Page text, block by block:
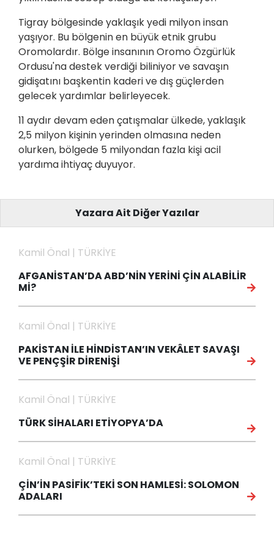
Tigray bölgesinde yaklaşık yedi milyon insan
yaşıyor. Bu bölgenin en büyük etnik grubu
Oromolardır. Bölge insanının Oromo Özgürlük
Ordusu'na destek verdiği biliniyor ve savaşın
gidişatını başkentin kaderi ve dış güçlerden
gelecek yardımlar belirleyecek.
11 aydır devam eden çatışmalar ülkede, yaklaşık
2,5 milyon kişinin yerinden olmasına neden
olurken, bölgede 5 milyondan fazla kişi acil
yardıma ihtiyaç duyuyor.
Yazara Ait Diğer Yazılar
Kamil Önal | TÜRKİYE
AFGANİSTAN’DA ABD’NİN YERİNİ ÇİN ALABİLİR
Mİ?
Kamil Önal | TÜRKİYE
PAKİSTAN İLE HİNDİSTAN’IN VEKÂLET SAVAŞI
VE PENÇŞİR DİRENİŞİ
Kamil Önal | TÜRKİYE
TÜRK SİHALARI ETİYOPYA’DA
Kamil Önal | TÜRKİYE
ÇİN’İN PASİFİK’TEKİ SON HAMLESİ: SOLOMON
ADALARI